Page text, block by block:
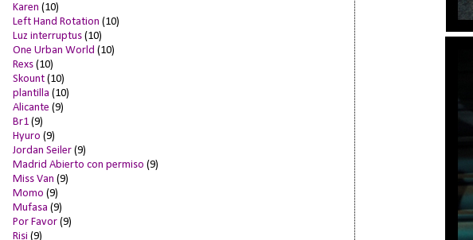
Karen (10)
Left Hand Rotation (10)
Luz interruptus (10)
One Urban World (10)
Rexs (10)
Skount (10)
plantilla (10)
Alicante (9)
Br1 (9)
Hyuro (9)
Jordan Seiler (9)
Madrid Abierto con permiso (9)
Miss Van (9)
Momo (9)
Mufasa (9)
Por Favor (9)
Risi (9)